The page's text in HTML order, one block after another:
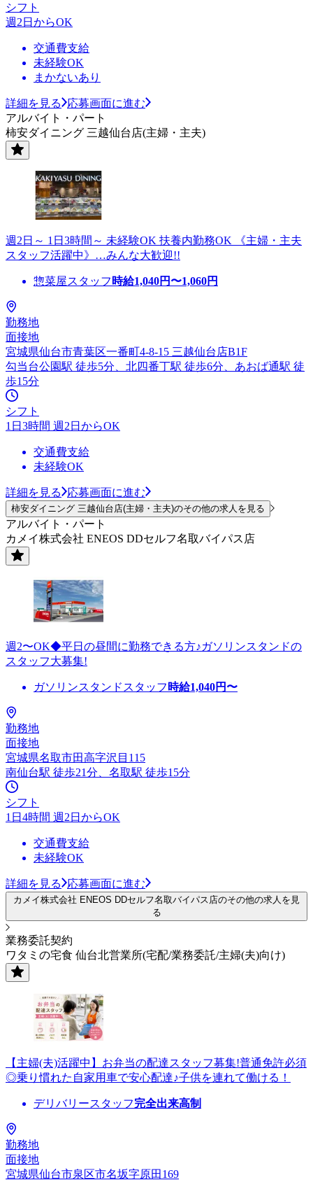
シフト
週2日からOK
交通費支給
未経験OK
まかないあり
詳細を見る
応募画面に進む
アルバイト・パート
柿安ダイニング 三越仙台店(主婦・主夫)
週2日～ 1日3時間～ 未経験OK 扶養内勤務OK 《主婦・主夫
スタッフ活躍中》…みんな大歓迎!!
惣菜屋スタッフ 時給1,040円〜1,060円
勤務地
面接地
宮城県仙台市青葉区一番町4-8-15 三越仙台店B1F
勾当台公園駅 徒歩5分、北四番丁駅 徒歩6分、あおば通駅 徒
歩15分
シフト
1日3時間 週2日からOK
交通費支給
未経験OK
詳細を見る 応募画面に進む
柿安ダイニング 三越仙台店(主婦・主夫)のその他の求人を見る
アルバイト・パート
カメイ株式会社 ENEOS DDセルフ名取バイパス店
週2〜OK◆平日の昼間に勤務できる方♪ガソリンスタンドの
スタッフ大募集!
ガソリンスタンドスタッフ 時給1,040円〜
勤務地
面接地
宮城県名取市田高字沢目115
南仙台駅 徒歩21分、名取駅 徒歩15分
シフト
1日4時間 週2日からOK
交通費支給
未経験OK
詳細を見る 応募画面に進む
カメイ株式会社 ENEOS DDセルフ名取バイパス店のその他の求人を見
る
業務委託契約
ワタミの宅食 仙台北営業所(宅配/業務委託/主婦(夫)向け)
【主婦(夫)活躍中】お弁当の配達スタッフ募集!普通免許必須
◎乗り慣れた自家用車で安心配達♪子供を連れて働ける！
デリバリースタッフ完全出来高制
勤務地
面接地
宮城県仙台市泉区市名坂字原田169